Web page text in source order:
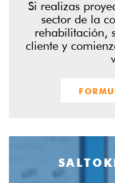
Si realizas
sector de la
rehabilitación,
cliente y